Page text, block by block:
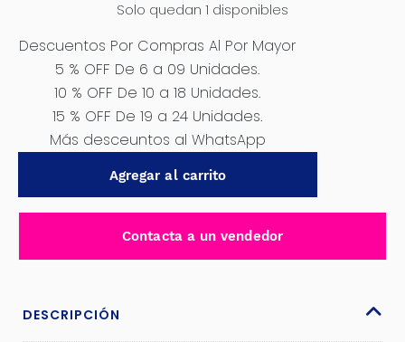
Solo quedan 1 disponibles
Descuentos Por Compras Al Por Mayor
5 % OFF De 6 a 09 Unidades.
10 % OFF De 10 a 18 Unidades.
15 % OFF De 19 a 24 Unidades.
Más desceuntos al WhatsApp
INDUSTRIA
Agregar al carrito
Contacta a un vendedor
DESCRIPCIÓN